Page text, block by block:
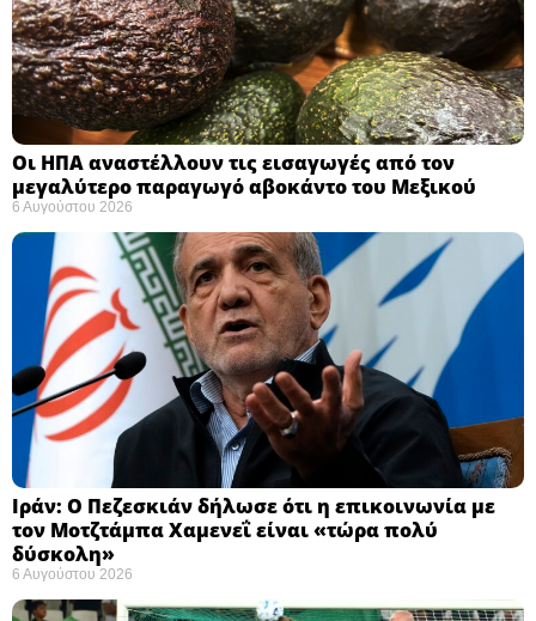
Οι ΗΠΑ αναστέλλουν τις εισαγωγές από τον
μεγαλύτερο παραγωγό αβοκάντο του Μεξικού ​
6 Αυγούστου 2026
Ιράν: Ο Πεζεσκιάν δήλωσε ότι η επικοινωνία με
τον Μοτζτάμπα Χαμενεΐ είναι «τώρα πολύ
δύσκολη» ​
6 Αυγούστου 2026